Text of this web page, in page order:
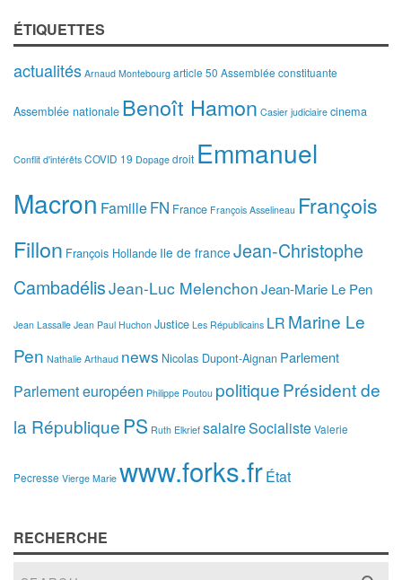
ÉTIQUETTES
actualités Arnaud Montebourg article 50 Assemblée constituante
Assemblée nationale Benoît Hamon Casier judiciaire cinema
Conflit d'intérêts COVID 19 Dopage droit Emmanuel
Macron FamilleFN France François Asselineau François
Fillon François Hollande Ile de france Jean-Christophe
CambadélisJean-Luc MelenchonJean-Marie Le Pen
Jean Lassalle Jean Paul Huchon Justice Les Républicains LR Marine Le
Pen Nathalie Arthaud news Nicolas Dupont-Aignan Parlement
Parlement européen Philippe Poutou politiquePrésident de
la République PS Ruth Elkrief salaireSocialisteValerie
Pecresse Vierge Marie www.forks.frÉtat
RECHERCHE